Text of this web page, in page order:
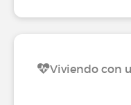
Viviendo con